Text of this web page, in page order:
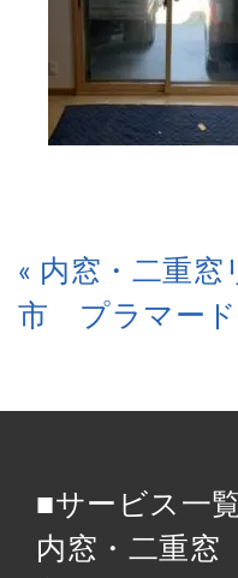
« 内窓・二重
市 プラマー
■サービス一
内窓・二重窓